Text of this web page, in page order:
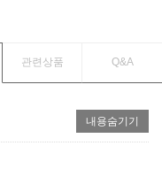
관련상품 Q&A
내용숨기기